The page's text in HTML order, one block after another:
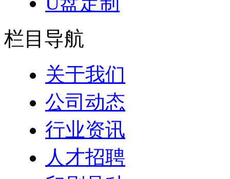
栏目导航
关于我们
公司动态
行业资讯
人才招聘